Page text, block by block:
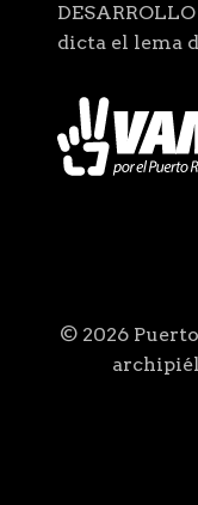
dicta el lema
© 2026